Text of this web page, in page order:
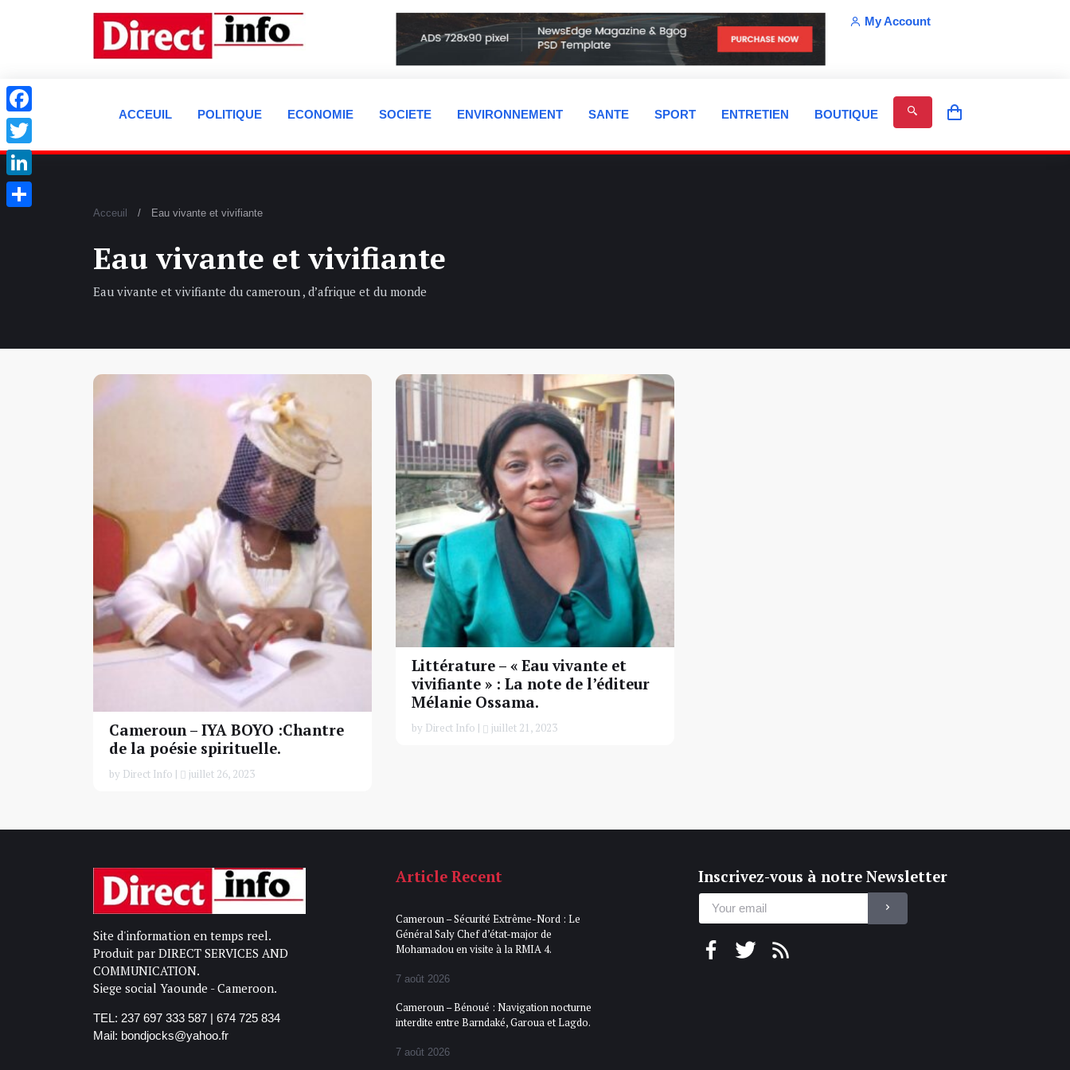
My Account
ACCEUIL POLITIQUE ECONOMIE SOCIETE ENVIRONNEMENT SANTE SPORT ENTRETIEN BOUTIQUE
Acceuil Eau vivante et vivifiante
Eau vivante et vivifiante
Eau vivante et vivifiante du cameroun , d’afrique et du monde
Cameroun – IYA BOYO :Chantre
de la poésie spirituelle.
by Direct Info | juillet 26, 2023
Littérature – « Eau vivante et
vivifiante » : La note de l’éditeur
Mélanie Ossama.
by Direct Info | juillet 21, 2023
Site d'information en temps reel.
Produit par DIRECT SERVICES AND
COMMUNICATION.
Siege social Yaounde - Cameroon.
TEL: 237 697 333 587 | 674 725 834
Mail: bondjocks@yahoo.fr
Article Recent
Cameroun – Sécurité Extrême-Nord : Le
Général Saly Chef d’état-major de
Mohamadou en visite à la RMIA 4.
7 août 2026
Cameroun – Bénoué : Navigation nocturne
interdite entre Barndaké, Garoua et Lagdo.
7 août 2026
Inscrivez-vous à notre Newsletter
Facebook
Twitter
LinkedIn